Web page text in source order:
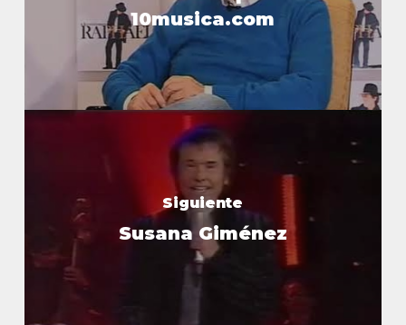
10musica.com
Siguiente
Susana Giménez